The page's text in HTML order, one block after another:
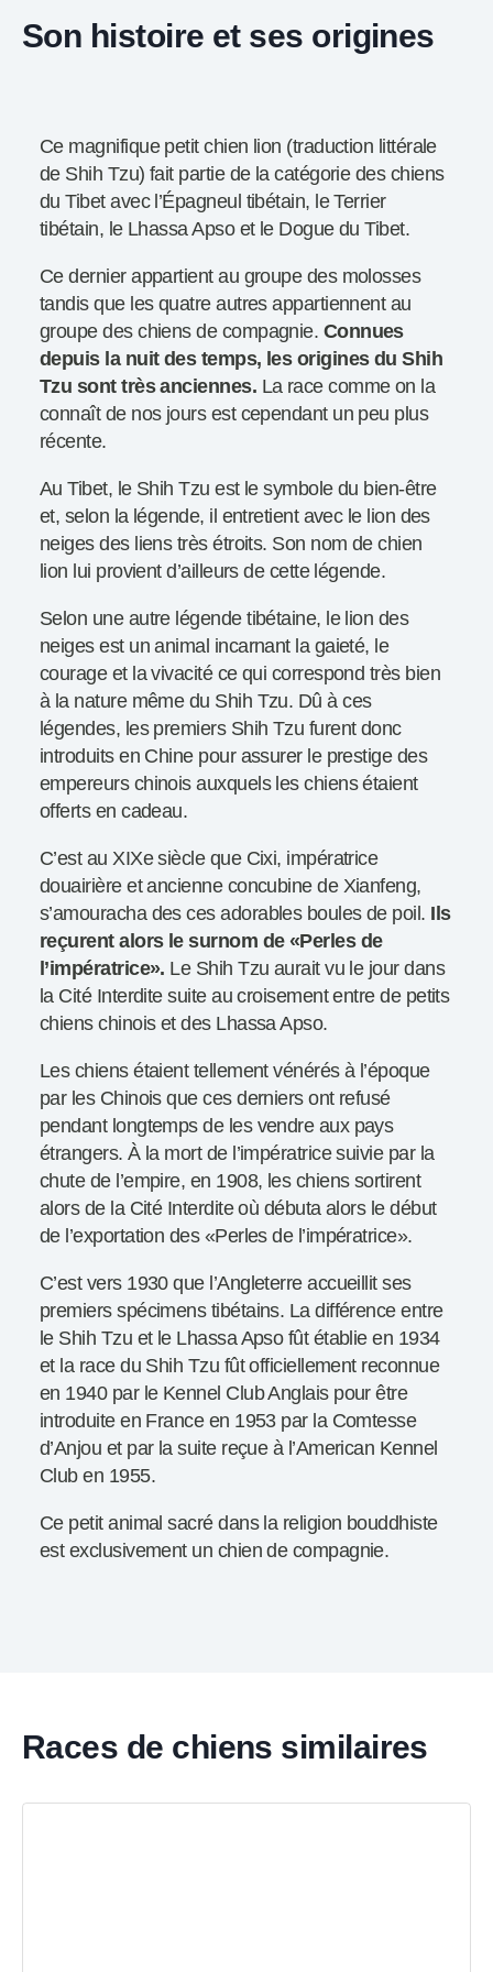
Son histoire et ses origines
Ce magnifique petit chien lion (traduction littérale
de Shih Tzu) fait partie de la catégorie des chiens
du Tibet avec l’Épagneul tibétain, le Terrier
tibétain, le Lhassa Apso et le Dogue du Tibet.
Ce dernier appartient au groupe des molosses
tandis que les quatre autres appartiennent au
groupe des chiens de compagnie. Connues
depuis la nuit des temps, les origines du Shih
Tzu sont très anciennes. La race comme on la
connaît de nos jours est cependant un peu plus
récente.
Au Tibet, le Shih Tzu est le symbole du bien-être
et, selon la légende, il entretient avec le lion des
neiges des liens très étroits. Son nom de chien
lion lui provient d’ailleurs de cette légende.
Selon une autre légende tibétaine, le lion des
neiges est un animal incarnant la gaieté, le
courage et la vivacité ce qui correspond très bien
à la nature même du Shih Tzu. Dû à ces
légendes, les premiers Shih Tzu furent donc
introduits en Chine pour assurer le prestige des
empereurs chinois auxquels les chiens étaient
offerts en cadeau.
C’est au XIXe siècle que Cixi, impératrice
douairière et ancienne concubine de Xianfeng,
s’amouracha des ces adorables boules de poil. Ils
reçurent alors le surnom de «Perles de
l’impératrice». Le Shih Tzu aurait vu le jour dans
la Cité Interdite suite au croisement entre de petits
chiens chinois et des Lhassa Apso.
Les chiens étaient tellement vénérés à l’époque
par les Chinois que ces derniers ont refusé
pendant longtemps de les vendre aux pays
étrangers. À la mort de l’impératrice suivie par la
chute de l’empire, en 1908, les chiens sortirent
alors de la Cité Interdite où débuta alors le début
de l’exportation des «Perles de l’impératrice».
C’est vers 1930 que l’Angleterre accueillit ses
premiers spécimens tibétains. La différence entre
le Shih Tzu et le Lhassa Apso fût établie en 1934
et la race du Shih Tzu fût officiellement reconnue
en 1940 par le Kennel Club Anglais pour être
introduite en France en 1953 par la Comtesse
d’Anjou et par la suite reçue à l’American Kennel
Club en 1955.
Ce petit animal sacré dans la religion bouddhiste
est exclusivement un chien de compagnie.
Races de chiens similaires